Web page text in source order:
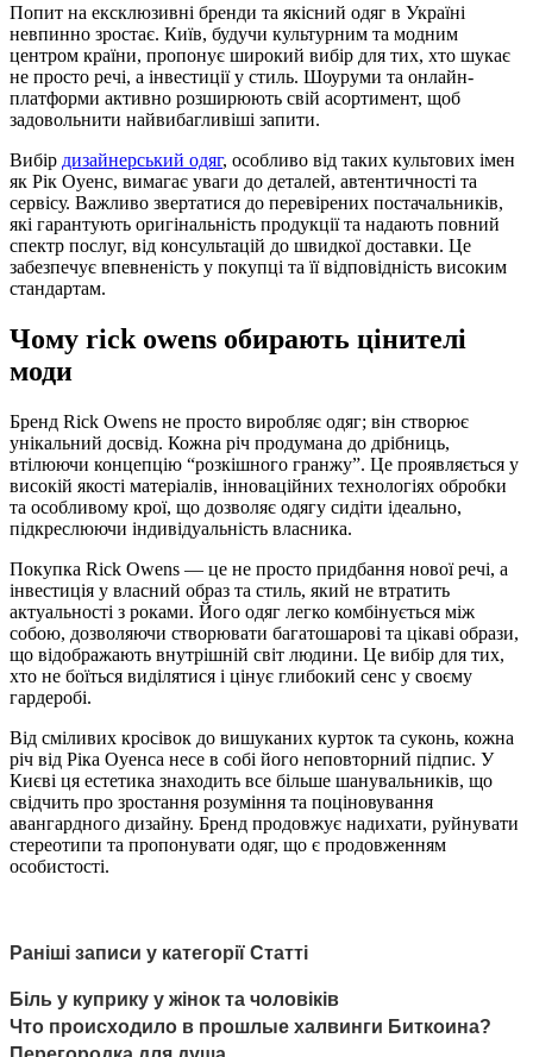
Попит на ексклюзивні бренди та якісний одяг в Україні
невпинно зростає. Київ, будучи культурним та модним
центром країни, пропонує широкий вибір для тих, хто шукає
не просто речі, а інвестиції у стиль. Шоуруми та онлайн-
платформи активно розширюють свій асортимент, щоб
задовольнити найвибагливіші запити.
Вибір дизайнерський одяг, особливо від таких культових імен
як Рік Оуенс, вимагає уваги до деталей, автентичності та
сервісу. Важливо звертатися до перевірених постачальників,
які гарантують оригінальність продукції та надають повний
спектр послуг, від консультацій до швидкої доставки. Це
забезпечує впевненість у покупці та її відповідність високим
стандартам.
Чому rick owens обирають цінителі
моди
Бренд Rick Owens не просто виробляє одяг; він створює
унікальний досвід. Кожна річ продумана до дрібниць,
втілюючи концепцію “розкішного гранжу”. Це проявляється у
високій якості матеріалів, інноваційних технологіях обробки
та особливому крої, що дозволяє одягу сидіти ідеально,
підкреслюючи індивідуальність власника.
Покупка Rick Owens — це не просто придбання нової речі, а
інвестиція у власний образ та стиль, який не втратить
актуальності з роками. Його одяг легко комбінується між
собою, дозволяючи створювати багатошарові та цікаві образи,
що відображають внутрішній світ людини. Це вибір для тих,
хто не боїться виділятися і цінує глибокий сенс у своєму
гардеробі.
Від сміливих кросівок до вишуканих курток та суконь, кожна
річ від Ріка Оуенса несе в собі його неповторний підпис. У
Києві ця естетика знаходить все більше шанувальників, що
свідчить про зростання розуміння та поціновування
авангардного дизайну. Бренд продовжує надихати, руйнувати
стереотипи та пропонувати одяг, що є продовженням
особистості.
Раніші записи у категорії Статті
Біль у куприку у жінок та чоловіків
Что происходило в прошлые халвинги Биткоина?